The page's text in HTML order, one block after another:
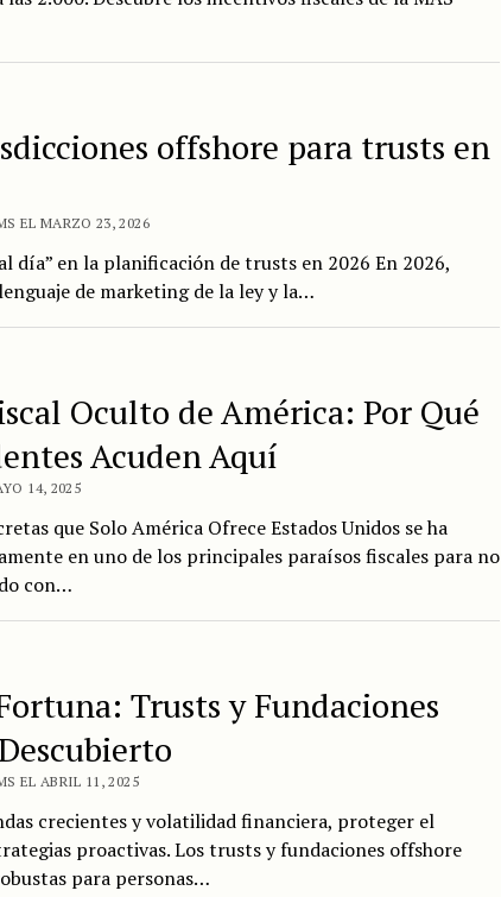
offshore para trusts en
EL MARZO 23, 2026
día” en la planificación de trusts en 2026 En 2026,
de marketing de la ley y la…
Oculto de América: Por Qué
Acuden Aquí
14, 2025
que Solo América Ofrece Estados Unidos se ha
en uno de los principales paraísos fiscales para no
con…
Trusts y Fundaciones
EL ABRIL 11, 2025
crecientes y volatilidad financiera, proteger el
proactivas. Los trusts y fundaciones offshore
para personas…